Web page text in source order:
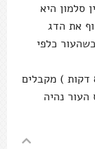
סלמון היא
את הדג
כלפי
כשהעור מתחיל להיחרך מצואים מיד (בערך 8 דקות ) מקבלים
נהיה